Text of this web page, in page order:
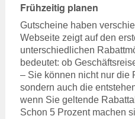
Frühzeitig planen
Gutscheine haben
Webseite zeigt auf den
unterschiedlichen
bedeutet: ob
– Sie können nicht nur die
sondern auch die
wenn Sie geltende
Schon 5 Prozent machen